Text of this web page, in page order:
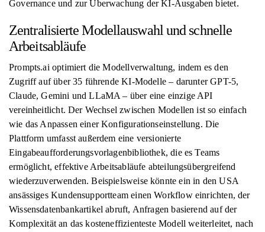
Governance und zur Überwachung der KI-Ausgaben bietet.
Zentralisierte Modellauswahl und schnelle
Arbeitsabläufe
Prompts.ai optimiert die Modellverwaltung, indem es den
Zugriff auf über 35 führende KI-Modelle – darunter GPT-5,
Claude, Gemini und LLaMA – über eine einzige API
vereinheitlicht. Der Wechsel zwischen Modellen ist so einfach
wie das Anpassen einer Konfigurationseinstellung. Die
Plattform umfasst außerdem eine versionierte
Eingabeaufforderungsvorlagenbibliothek, die es Teams
ermöglicht, effektive Arbeitsabläufe abteilungsübergreifend
wiederzuverwenden. Beispielsweise könnte ein in den USA
ansässiges Kundensupportteam einen Workflow einrichten, der
Wissensdatenbankartikel abruft, Anfragen basierend auf der
Komplexität an das kosteneffizienteste Modell weiterleitet, nach